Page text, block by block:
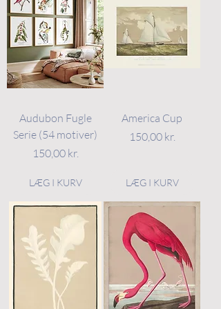
Audubon Fugle
Serie (54 motiver)
Pris
150,00 kr.
LÆG I KURV
America Cup
Pris
150,00 kr.
LÆG I KURV